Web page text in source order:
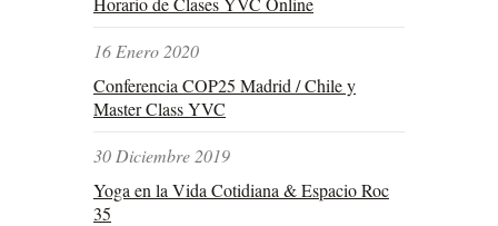
16 Enero 2020
Conferencia COP25 Madrid / Chile y
Master Class YVC
30 Diciembre 2019
Yoga en la Vida Cotidiana & Espacio Roc
35